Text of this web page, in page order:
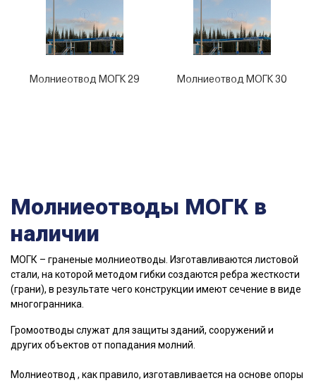
Молниеотвод МОГК 29 Молниеотвод МОГК 30
Молниеотводы МОГК в
наличии
МОГК – граненые молниеотводы. Изготавливаются листовой
стали, на которой методом гибки создаются ребра жесткости
(грани), в результате чего конструкции имеют сечение в виде
многогранника.
Громоотводы служат для защиты зданий, сооружений и
других объектов от попадания молний.
Молниеотвод , как правило, изготавливается на основе опоры